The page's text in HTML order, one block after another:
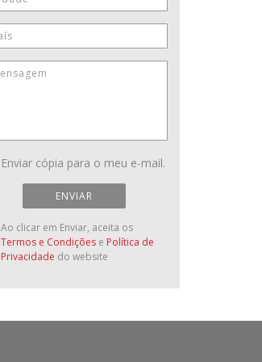
Enviar cópia para o meu e-mail.
ENVIAR
Ao clicar em Enviar, aceita os
Termos e Condiçõese Política de
Privacidade do website